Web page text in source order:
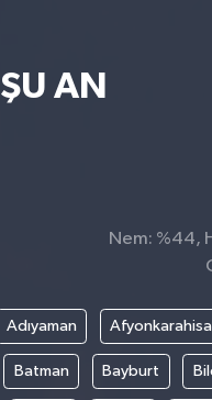
ŞU AN
Nem: %44,
Adıyaman
Batman Bayburt